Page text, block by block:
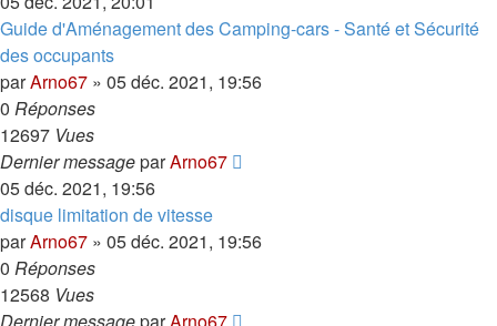
Guide d'Aménagement des Camping-cars - Santé et Sécurité
des occupants
parArno67 » 05 déc. 2021, 19:56
0 Réponses
12697 Vues
Dernier messageparArno67
05 déc. 2021, 19:56
disque limitation de vitesse
parArno67 » 05 déc. 2021, 19:56
0 Réponses
12568 Vues